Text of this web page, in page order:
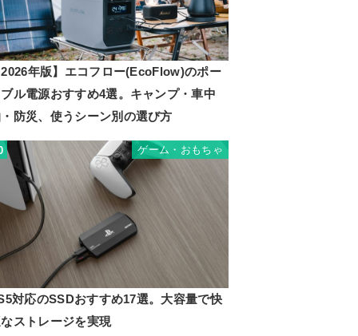
年版】エコフロー(EcoFlow)のポー
ル電源おすすめ4選。キャンプ・車中
防災、使うシーン別の選び方
ゲーム・おもちゃ
対応のSSDおすすめ17選。大容量で快
ストレージを実現